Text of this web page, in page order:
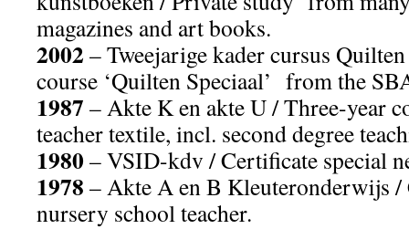
magazines and art books.
2002 – Tweejarige kader cursus
course ‘Quilten Speciaal’ from the
1987 – Akte K en akte U / Three-year
teacher textile, incl. second degree
1980– VSID-kdv / Certificate special
1978 – Akte A en B Kleuteronderwijs
nursery school teacher.